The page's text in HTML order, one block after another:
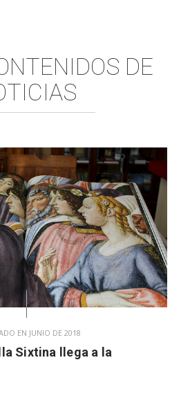
DE
EN JUNIO DE 2018
Sixtina llega a la